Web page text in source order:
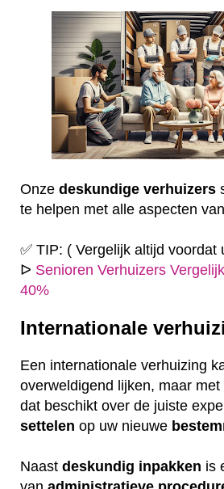
Onze deskundige verhuizers
te helpen met alle aspecten
✅ TIP: ( Vergelijk altijd voordat
ᐅ Senioren Verhuizers
40%
Internationale
Een internationale verhuizing
overweldigend lijken, maar
dat beschikt over de juiste
settelen op uw nieuwe
Naast deskundig inpakken is